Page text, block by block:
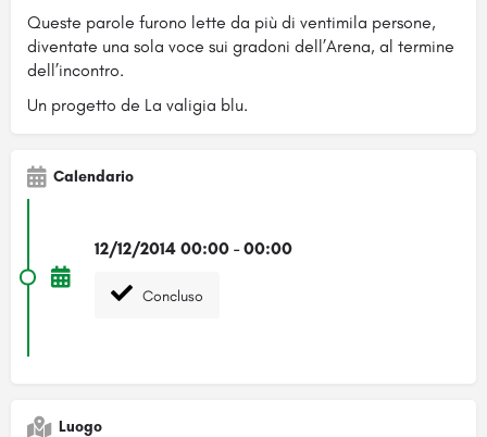
Queste parole furono lette da più di ventimila persone,
diventate una sola voce sui gradoni dell’Arena, al termine
dell’incontro.
Un progetto de La valigia blu.
Calendario
12/12/2014 00:00 - 00:00
Concluso
Luogo